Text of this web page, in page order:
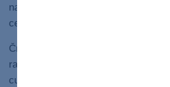
na náš metabolizmus,
celkovú
Črevné baktérie môžu tiež zohrávať
rastu určitých rakovinových buniek a
cukrovkou 2. typu.